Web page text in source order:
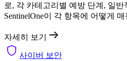
로, 각 카테고리별 예방 단계, 일반
SentinelOne이 각 항목에 어떻게
자세히 보기
사이버 보안